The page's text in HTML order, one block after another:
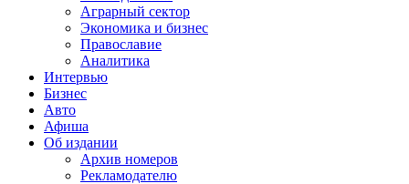
Аграрный сектор
Экономика и бизнес
Православие
Аналитика
Интервью
Бизнес
Авто
Афиша
Об издании
Архив номеров
Рекламодателю